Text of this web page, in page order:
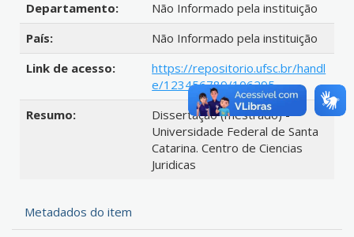
Departamento:
Não Informado pela instituição
País:
Não Informado pela instituição
Link de acesso:
https://repositorio.ufsc.br/handl
e/123456789/106295
Resumo:
Dissertação (mestrado) -
Universidade Federal de Santa
Catarina. Centro de Ciencias
Juridicas
Metadados do item